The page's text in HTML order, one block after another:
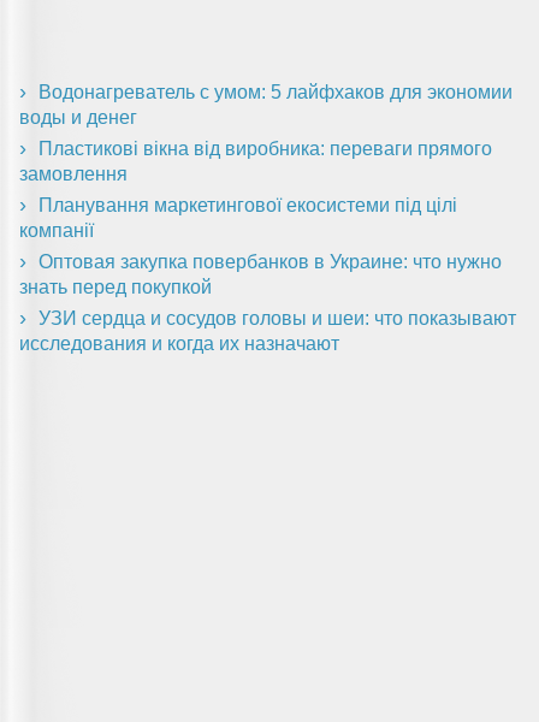
Водонагреватель с умом: 5 лайфхаков для экономии
воды и денег
Пластикові вікна від виробника: переваги прямого
замовлення
Планування маркетингової екосистеми під цілі
компанії
Оптовая закупка повербанков в Украине: что нужно
знать перед покупкой
УЗИ сердца и сосудов головы и шеи: что показывают
исследования и когда их назначают